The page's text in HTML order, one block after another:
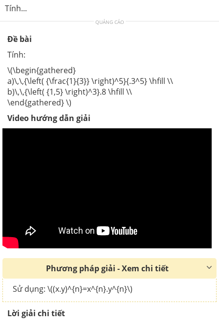
Tính...
QUẢNG CÁO
Đề bài
Tính:
\(\begin{gathered}
a)\,\,{\left( {\frac{1}{3}} \right)^5}{.3^5} \hfill \\
b)\,\,{\left( {1,5} \right)^3}.8 \hfill \\
\end{gathered} \)
Video hướng dẫn giải
Phương pháp giải - Xem chi tiết
Sử dụng: \((x.y)^{n}=x^{n}.y^{n}\)
Lời giải chi tiết